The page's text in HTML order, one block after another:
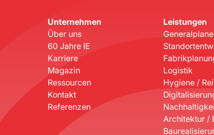
Unternehmen
Über uns
60 Jahre IE
Karriere
Magazin
Ressourcen
Kontakt
Referenzen
Leistungen
Logistik
Hygiene /
Architektur /